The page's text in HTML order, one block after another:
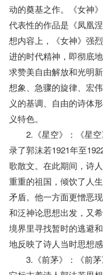
动的奠基之作。《女神
代表性的作品是《凤凰
想内容上，《女神》强
进的时代精神，即彻底
求赞美自由解放和光明
想象、急骤的旋律、宏
义的基调、自由的诗体
义特色。
2.《星空》：《星空
录了郭沫若1921年至
歌散文。在此期间，诗
重重的祖国，倾饮了人
矛盾。他一方面更憎恶
和泛神论思想出发，又
境界里寻找暂时的逃避
地反映了诗人当时思想
3.《前茅》：《前茅